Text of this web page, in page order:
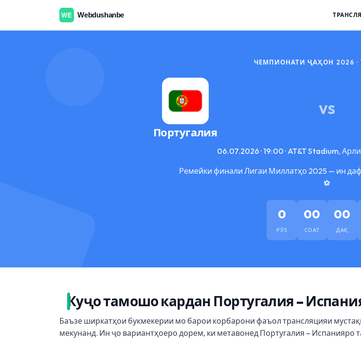
ЧЕМПИОНАТИ ҶАҲОН 2026 ·
Португалия
VS
06.07.2026 · 19:00 · AT&T Stadium,
Ремейки финали Лигаи Миллатҳо 2025 — ин
⚽
0
РӮЗ
00
СОАТ
00
ДАҚ
Куҷо тамошо кардан Португалия –
Баъзе ширкатҳои букмекерии мо барои корбарони фаъол трансляцияи
мекунанд. Ин ҷо вариантҳоеро дорем, ки метавонед Португалия – Испанияро